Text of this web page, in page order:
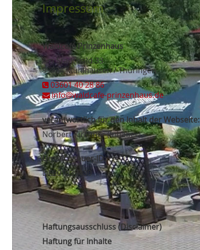
Impressum
Waldcafé Prinzenhaus
Am Stadtwald 33
99974 Mühlhausen / Thüringen
03601 40 28 86
info@waldcafe-prinzenhaus.de
verantwortlich für den Inhalt der Webseite:
Norbert Kirchner (Inhaber)
Umsatzsteuer-ID:
DE201238430
Haftungsausschluss (Disclaimer)
Haftung für Inhalte